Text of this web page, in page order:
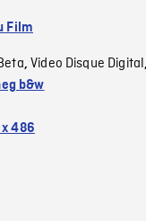
Film
,Video Disque Digital,
b&w
486